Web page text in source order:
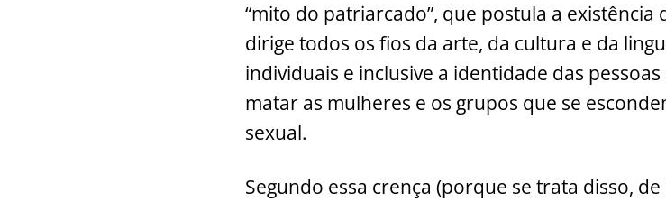
“mito do patriarcado”, que postula a
dirige todos os fios da arte, da cultura e da
individuais e inclusive a identidade das
matar as mulheres e os grupos que se
sexual.
Segundo essa crença (porque se trata disso,